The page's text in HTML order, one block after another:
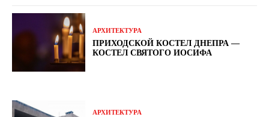
АРХИТЕКТУРА
ПРИХОДСКОЙ КОСТЕЛ ДНЕПРА —
КОСТЕЛ СВЯТОГО ИОСИФА
АРХИТЕКТУРА